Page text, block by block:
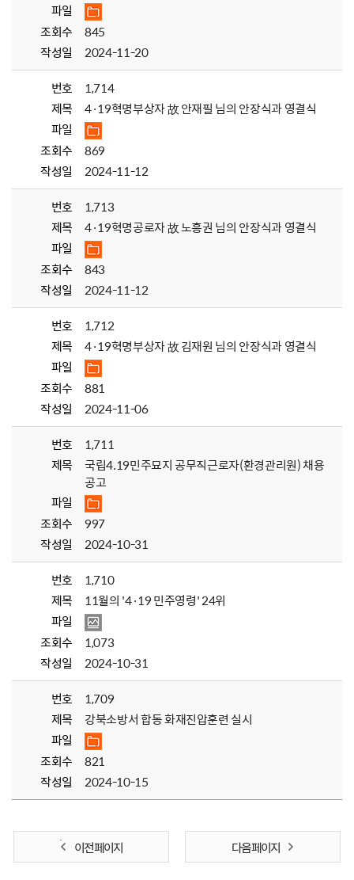
파일
조회수
845
작성일
2024-11-20
번호
1,714
제목
4·19혁명부상자 故 안재필 님의 안장식과 영결식
파일
조회수
869
작성일
2024-11-12
번호
1,713
제목
4·19혁명공로자 故 노흥권 님의 안장식과 영결식
파일
조회수
843
작성일
2024-11-12
번호
1,712
제목
4·19혁명부상자 故 김재원 님의 안장식과 영결식
파일
조회수
881
작성일
2024-11-06
번호
1,711
제목
국립4.19민주묘지 공무직근로자(환경관리원) 채용
공고
파일
조회수
997
작성일
2024-10-31
번호
1,710
제목
11월의 '4·19 민주영령' 24위
파일
조회수
1,073
작성일
2024-10-31
번호
1,709
제목
강북소방서 합동 화재진압훈련 실시
파일
조회수
821
작성일
2024-10-15
이전 페이지 다음 페이지